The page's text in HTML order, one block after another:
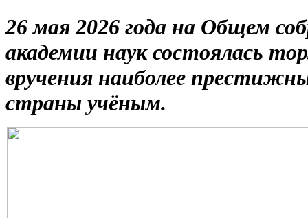
26 мая 2026 года на Общем
академии наук состоялась
вручения наиболее
страны учёным.